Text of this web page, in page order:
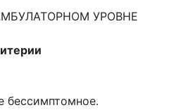
УРОВНЕ
бессимптомное.